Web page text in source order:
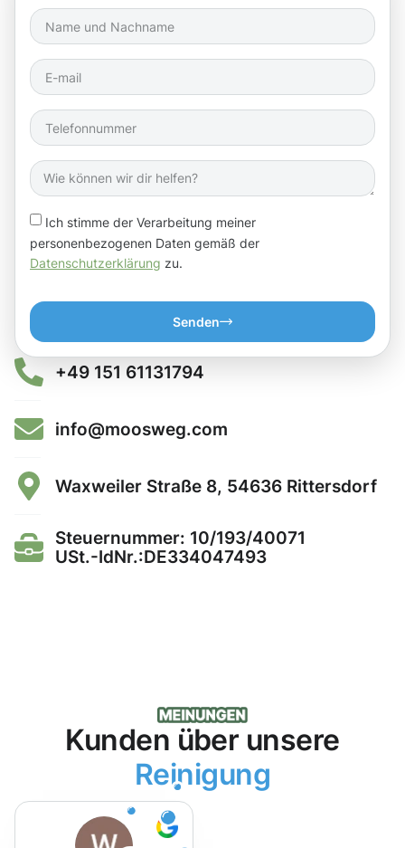
Ich stimme der Verarbeitung meiner
personenbezogenen Daten gemäß der
Datenschutzerklärung zu.
Senden
+49 151 61131794
info@moosweg.com
Waxweiler Straße 8, 54636 Rittersdorf
Steuernummer: 10/193/40071
USt.-IdNr.:DE334047493
Kunden über unsere
Reinigung